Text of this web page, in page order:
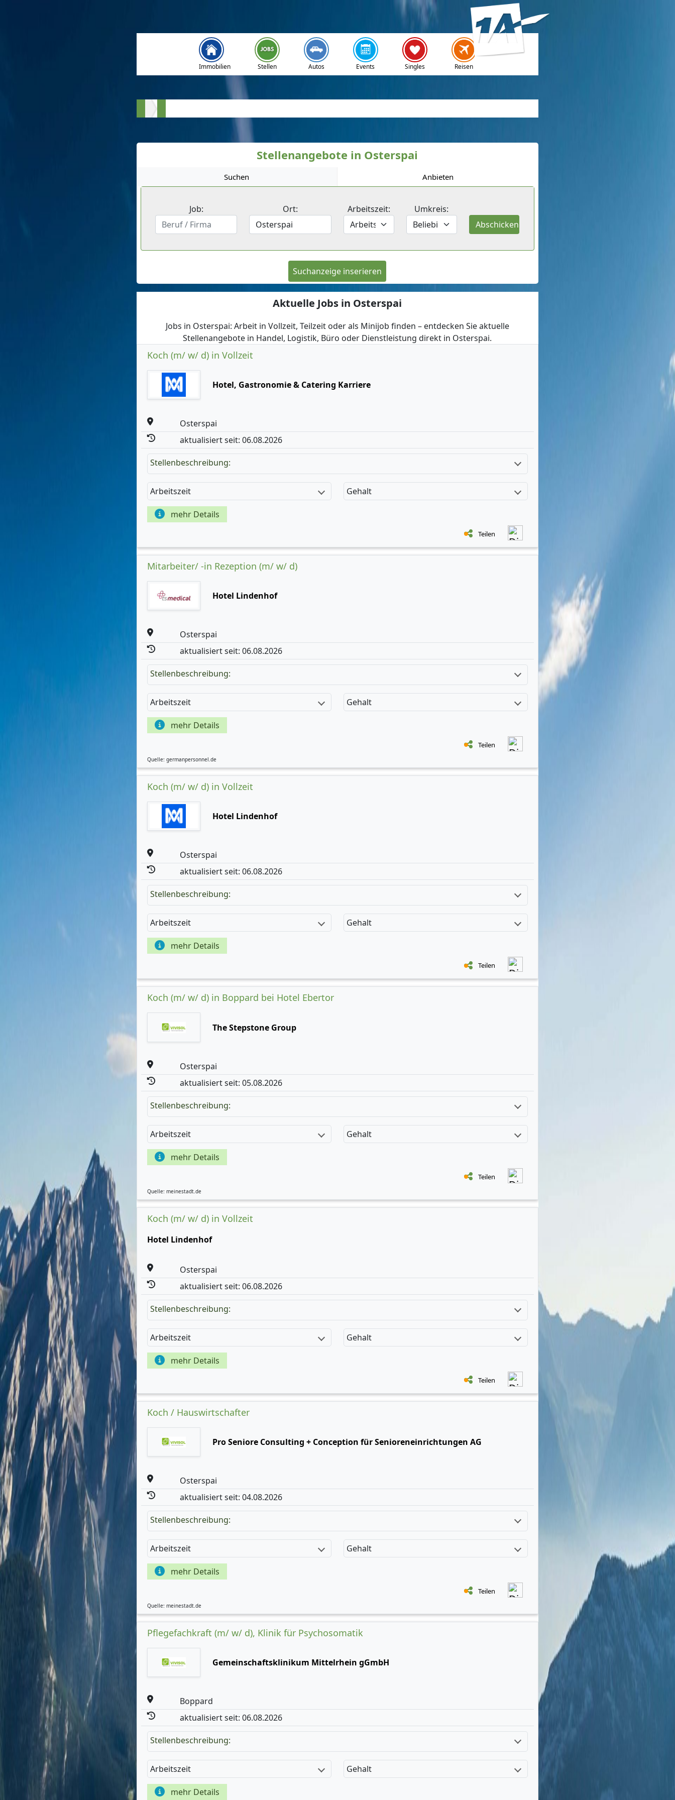
Immobilien Stellen Autos Events Singles Reisen
Stellenangebote in Osterspai
Suchen Anbieten
Job: Ort: Arbeitszeit: Umkreis:
Suchanzeige inserieren
Aktuelle Jobs in Osterspai
Jobs in Osterspai: Arbeit in Vollzeit, Teilzeit oder als Minijob finden – entdecken Sie aktuelle
Stellenangebote in Handel, Logistik, Büro oder Dienstleistung direkt in Osterspai.
Koch (m/ w/ d) in Vollzeit
Hotel, Gastronomie & Catering Karriere
Osterspai
aktualisiert seit: 06.08.2026
Stellenbeschreibung:
Arbeitszeit Gehalt
mehr Details
Teilen
Mitarbeiter/ -in Rezeption (m/ w/ d)
Hotel Lindenhof
Osterspai
aktualisiert seit: 06.08.2026
Stellenbeschreibung:
Arbeitszeit Gehalt
mehr Details
Teilen
Quelle: germanpersonnel.de
Koch (m/ w/ d) in Vollzeit
Hotel Lindenhof
Osterspai
aktualisiert seit: 06.08.2026
Stellenbeschreibung:
Arbeitszeit Gehalt
mehr Details
Teilen
Koch (m/ w/ d) in Boppard bei Hotel Ebertor
The Stepstone Group
Osterspai
aktualisiert seit: 05.08.2026
Stellenbeschreibung:
Arbeitszeit Gehalt
mehr Details
Teilen
Quelle: meinestadt.de
Koch (m/ w/ d) in Vollzeit
Hotel Lindenhof
Osterspai
aktualisiert seit: 06.08.2026
Stellenbeschreibung:
Arbeitszeit Gehalt
mehr Details
Teilen
Koch / Hauswirtschafter
Pro Seniore Consulting + Conception für Senioreneinrichtungen AG
Osterspai
aktualisiert seit: 04.08.2026
Stellenbeschreibung:
Arbeitszeit Gehalt
mehr Details
Teilen
Quelle: meinestadt.de
Pflegefachkraft (m/ w/ d), Klinik für Psychosomatik
Gemeinschaftsklinikum Mittelrhein gGmbH
Boppard
aktualisiert seit: 06.08.2026
Stellenbeschreibung:
Arbeitszeit Gehalt
mehr Details